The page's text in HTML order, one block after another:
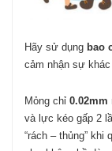
Hãy sử dụng bao
cảm nhận sự
Mỏng chỉ 0.02mm
và lực kéo gấp 2
“rách – thủng” khi